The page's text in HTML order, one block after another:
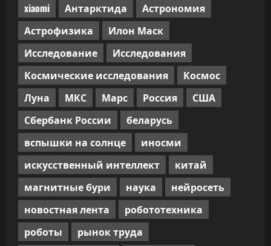
xiaomi
Антарктида
Астрономия
Астрофизика
Илон Маск
Исследование
Исследования
Космические исследования
Космос
Луна
МКС Марс Россия
США
Сбербанк России
беларусь
вспышки на солнце
иносми
искусственный интеллект
китай
магнитные бури
наука
нейросеть
новостная лента
робототехника
роботы
рынок труда